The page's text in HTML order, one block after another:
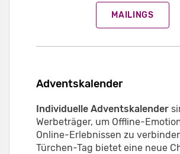
MAILINGS
Adventskalender
Individuelle Adventskalender
Werbeträger, um Offline-
Online-Erlebnissen zu
Türchen-Tag bietet eine neue